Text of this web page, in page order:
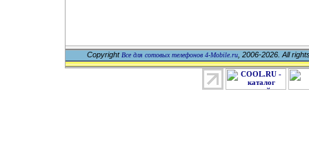
Copyright Все для сотовых телефонов 4-Mobile.ru , 2006-2026. All